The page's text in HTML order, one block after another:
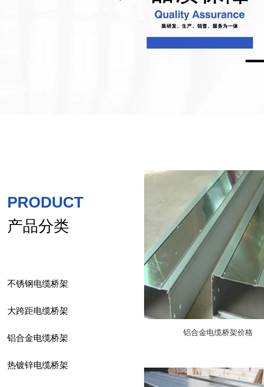
PRODUCT
产品分类
不锈钢电缆桥架
大跨距电缆桥架
铝合金电缆桥架
热镀锌电缆桥架
铝合金电缆桥架价格